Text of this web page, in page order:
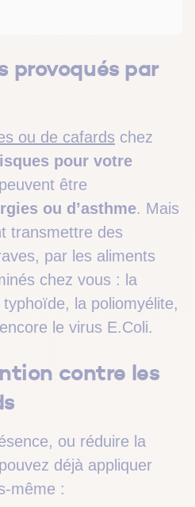
provoqués par
ou de cafards chez
pour votre
être
ou d’asthme. Mais
transmettre des
par les aliments
chez vous : la
la poliomyélite,
le virus E.Coli.
contre les
ou réduire la
déjà appliquer
même :